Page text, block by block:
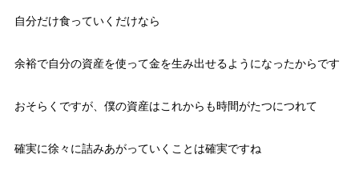
自分だけ食っていくだけなら
余裕で自分の資産を使って金を生み出せるようになったからです
おそらくですが、僕の資産はこれからも時間がたつにつれて
確実に徐々に詰みあがっていくことは確実ですね